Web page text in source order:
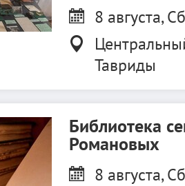
8 августа,
Тавриды
Библиотека
Романовых
8 августа,